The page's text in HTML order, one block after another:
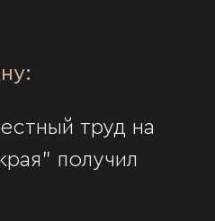
труд на
получил